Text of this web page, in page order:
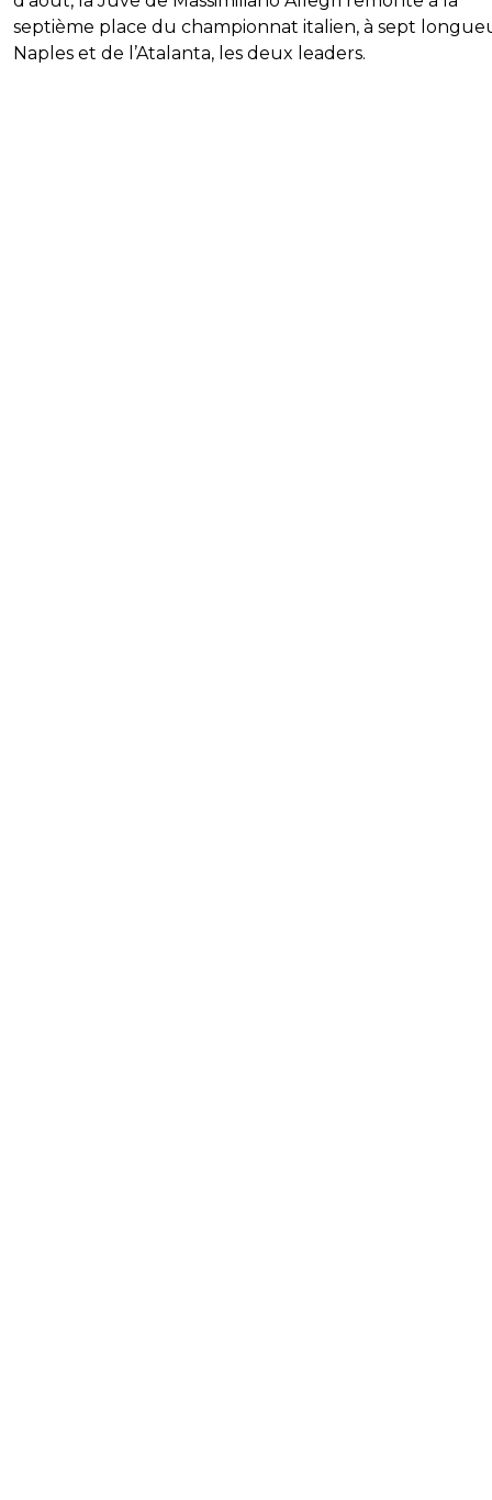
septième place du championnat italien, à sept
Naples et de l’Atalanta, les deux leaders.